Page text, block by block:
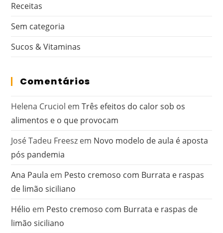
Receitas
Sem categoria
Sucos & Vitaminas
Comentários
Helena Cruciol emTrês efeitos do calor sob os
alimentos e o que provocam
José Tadeu Freesz em Novo modelo de aula é aposta
pós pandemia
Ana Paula em Pesto cremoso com Burrata e raspas
de limão siciliano
Hélio em Pesto cremoso com Burrata e raspas de
limão siciliano